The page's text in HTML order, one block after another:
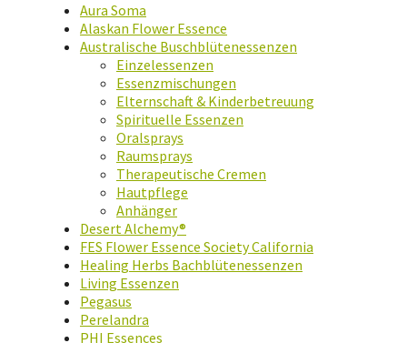
Aura Soma
Alaskan Flower Essence
Australische Buschblütenessenzen
Einzelessenzen
Essenzmischungen
Elternschaft & Kinderbetreuung
Spirituelle Essenzen
Oralsprays
Raumsprays
Therapeutische Cremen
Hautpflege
Anhänger
Desert Alchemy®
FES Flower Essence Society California
Healing Herbs Bachblütenessenzen
Living Essenzen
Pegasus
Perelandra
PHI Essences